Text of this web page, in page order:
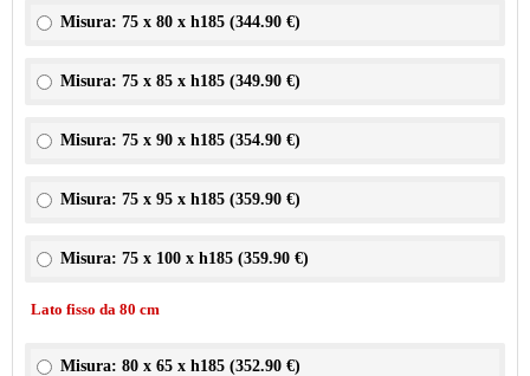
Misura: 75 x 80 x h185 (344.90 €)
Misura: 75 x 85 x h185 (349.90 €)
Misura: 75 x 90 x h185 (354.90 €)
Misura: 75 x 95 x h185 (359.90 €)
Misura: 75 x 100 x h185 (359.90 €)
Lato fisso da 80 cm
Misura: 80 x 65 x h185 (352.90 €)